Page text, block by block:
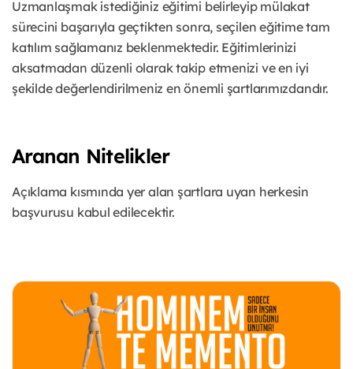
Uzmanlaşmak istediğiniz eğitimi belirleyip mülakat
sürecini başarıyla geçtikten sonra, seçilen eğitime tam
katılım sağlamanız beklenmektedir. Eğitimlerinizi
aksatmadan düzenli olarak takip etmenizi ve en iyi
şekilde değerlendirilmeniz en önemli şartlarımızdandır.
Aranan Nitelikler
Açıklama kısmında yer alan şartlara uyan herkesin
başvurusu kabul edilecektir.